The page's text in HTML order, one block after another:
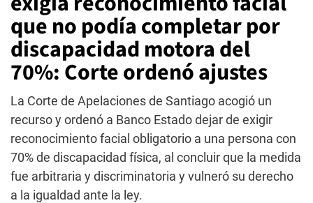
que no podía completar por
discapacidad motora del
70%: Corte ordenó ajustes
La Corte de Apelaciones de Santiago acogió un
recurso y ordenó a Banco Estado dejar de exigir
reconocimiento facial obligatorio a una persona con
70% de discapacidad física, al concluir que la medida
fue arbitraria y discriminatoria y vulneró su derecho
a la igualdad ante la ley.